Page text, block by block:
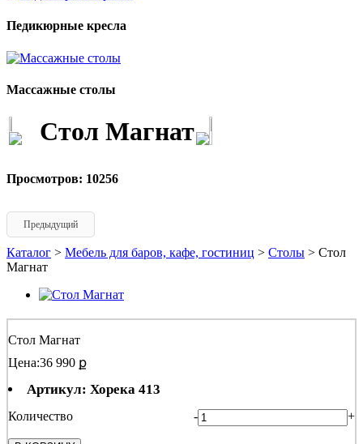
Педикюрные кресла
Массажные столы
Стол Магнат
Просмотров: 10256
Предыдущий
Каталог > Мебель для баров, кафе, гостиниц > Столы > Стол
Магнат
Стол Магнат
Цена:36 990 ք
Артикул: Хорека 413
Количество - +